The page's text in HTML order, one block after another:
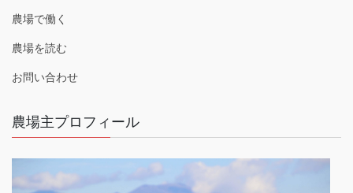
農場で働く
農場を読む
お問い合わせ
農場主プロフィール